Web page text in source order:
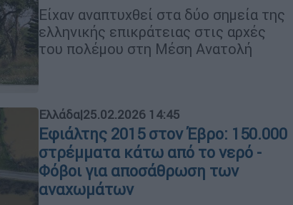
Είχαν αναπτυχθεί στα δύο σημεία της
ελληνικής επικράτειας στις αρχές
του πολέμου στη Μέση Ανατολή
Ελλάδα|25.02.2026 14:45
Εφιάλτης 2015 στον Έβρο: 150.000
στρέμματα κάτω από το νερό -
Φόβοι για αποσάθρωση των
αναχωμάτων